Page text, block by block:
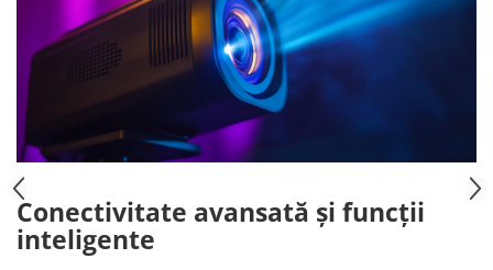
Conectivitate avansată și funcții
inteligente